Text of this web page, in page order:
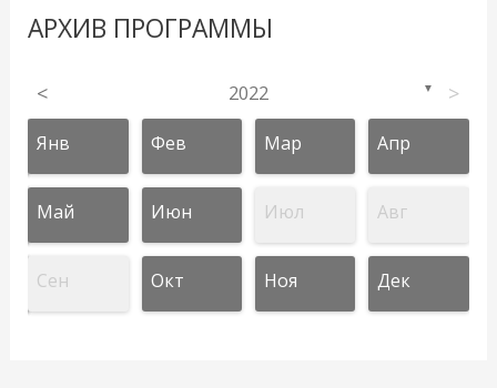
АРХИВ ПРОГРАММЫ
< 2022 ▼ >
Янв Фев Мар Апр
Май Июн Июл Авг
Сен Окт Ноя Дек